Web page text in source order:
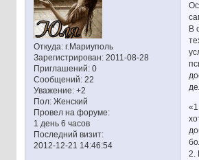
Откуда:г.Мариуполь
Зарегистрирован: 2011-08-28
Приглашений:0
Сообщений:22
Уважение: +2
Пол:Женский
Провел на форуме:
1 день 6 часов
Последний визит:
2012-12-21 14:46:54
В
2.